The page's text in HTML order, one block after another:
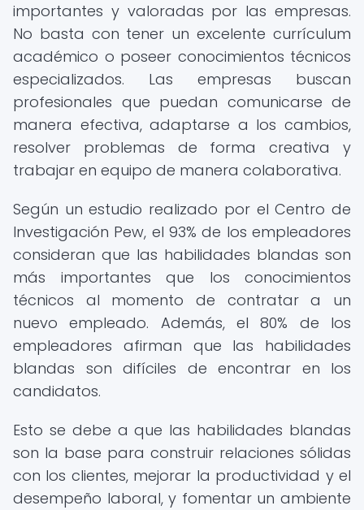
importantes y valoradas por las empresas.
No basta con tener un excelente currículum
académico o poseer conocimientos técnicos
especializados. Las empresas buscan
profesionales que puedan comunicarse de
manera efectiva, adaptarse a los cambios,
resolver problemas de forma creativa y
trabajar en equipo de manera colaborativa.
Según un estudio realizado por el Centro de
Investigación Pew, el 93% de los empleadores
consideran que las habilidades blandas son
más importantes que los conocimientos
técnicos al momento de contratar a un
nuevo empleado. Además, el 80% de los
empleadores afirman que las habilidades
blandas son difíciles de encontrar en los
candidatos.
Esto se debe a que las habilidades blandas
son la base para construir relaciones sólidas
con los clientes, mejorar la productividad y el
desempeño laboral, y fomentar un ambiente